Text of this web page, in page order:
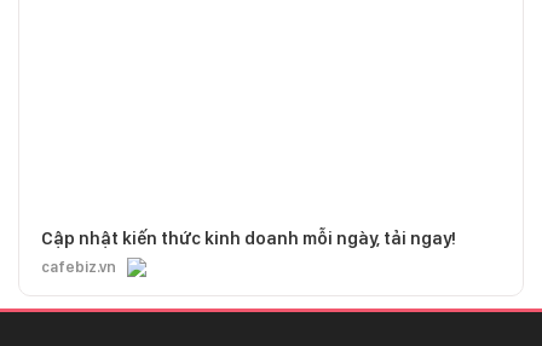
Cập nhật kiến thức kinh doanh mỗi ngày, tải ngay!
cafebiz.vn